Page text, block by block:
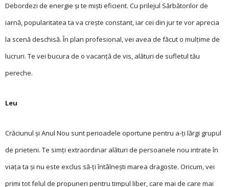
Debordezi de energie și te miști eficient. Cu prilejul Sărbătorilor de
iarnă, popularitatea ta va crește constant, iar cei din jur te vor aprecia
la scenă deschisă. În plan profesional, vei avea de făcut o mulțime de
lucruri. Te vei bucura de o vacanță de vis, alături de sufletul tău
pereche.
Leu
Crăciunul și Anul Nou sunt perioadele oportune pentru a-ți lărgi grupul
de prieteni. Te simți extraordinar alături de persoanele nou intrate în
viața ta și nu este exclus să-ți întâlnești marea dragoste. Oricum, vei
primi tot felul de propuneri pentru timpul liber, care mai de care mai